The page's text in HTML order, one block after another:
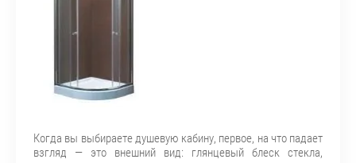
Когда вы выбираете душевую кабину, первое, на что падает
взгляд — это внешний вид: глянцевый блеск стекла,